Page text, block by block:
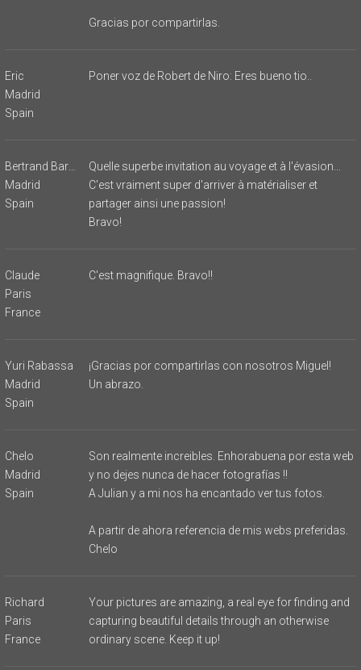
Gracias por compartirlas.
Eric
Madrid
Spain
Poner voz de Robert de Niro: Eres bueno tio..
Madrid
Spain
Quelle superbe invitation au voyage et à l'évasion...
C'est vraiment super d'arriver à matérialiser et
partager ainsi une passion!
Bravo!
Claude
Paris
France
C'est magnifique. Bravo!!
Yuri Rabassa
Madrid
Spain
¡Gracias por compartirlas con nosotros Miguel!
Un abrazo.
Chelo
Madrid
Spain
Son realmente increibles. Enhorabuena por esta web
y no dejes nunca de hacer fotografías !!
A Julian y a mi nos ha encantado ver tus fotos.
A partir de ahora referencia de mis webs preferidas.
Chelo
Richard
Paris
France
Your pictures are amazing, a real eye for finding and
capturing beautiful details through an otherwise
ordinary scene. Keep it up!